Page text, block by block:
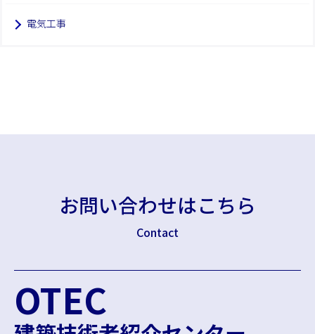
電気工事
お問い合わせはこちら
Contact
OTEC